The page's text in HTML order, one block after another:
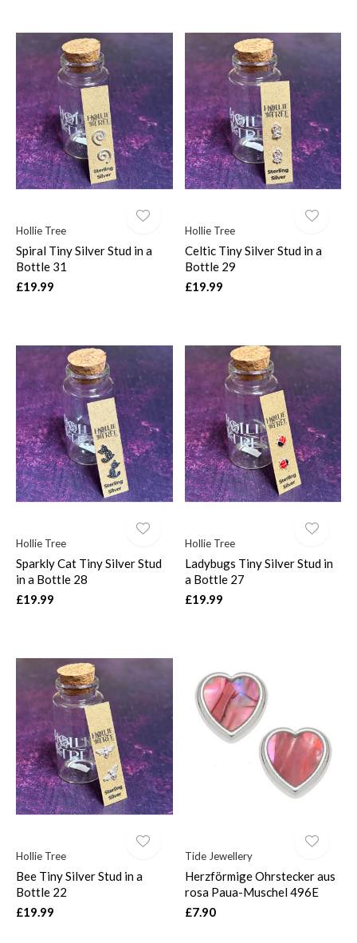
Hollie Tree
Spiral Tiny Silver Stud in a
Bottle 31
£19.99
Hollie Tree
Celtic Tiny Silver Stud in a
Bottle 29
£19.99
Hollie Tree
Sparkly Cat Tiny Silver Stud
in a Bottle 28
£19.99
Hollie Tree
Ladybugs Tiny Silver Stud in
a Bottle 27
£19.99
Hollie Tree
Bee Tiny Silver Stud in a
Bottle 22
£19.99
Tide Jewellery
Herzförmige Ohrstecker aus
rosa Paua-Muschel 496E
£7.90